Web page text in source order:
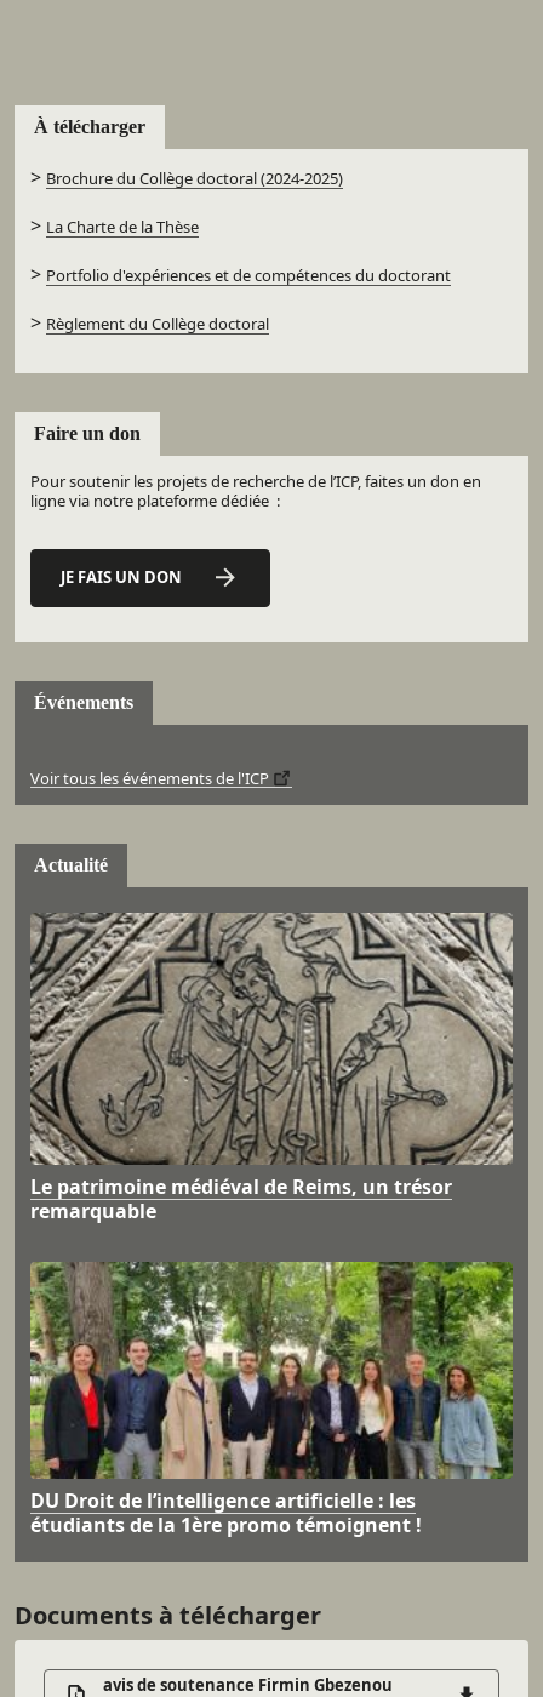
À télécharger
> Brochure du Collège doctoral (2024-2025)
> La Charte de la Thèse
> Portfolio d'expériences et de compétences du doctorant
> Règlement du Collège doctoral
Faire un don
Pour soutenir les projets de recherche de l’ICP, faites un don en
ligne via notre plateforme dédiée :
JE FAIS UN DON
Événements
Voir tous les événements de l'ICP
Actualité
Le patrimoine médiéval de Reims, un trésor
remarquable
DU Droit de l’intelligence artificielle : les
étudiants de la 1ère promo témoignent !
Documents à télécharger
avis de soutenance Firmin Gbezenou